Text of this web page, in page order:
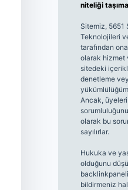
niteliği
Sitemiz, 5651
Teknolojileri
tarafından
olarak hizmet
sitedeki
denetleme
Ancak,
olarak bu
sayılırlar.
Hukuka ve
olduğunu
bildirmeniz